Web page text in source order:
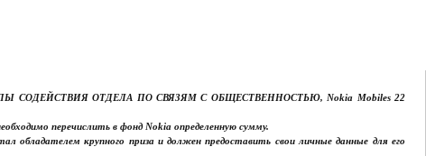
"ГРУППЫ СОДЕЙСТВИЯ ОТДЕЛА ПО СВЯЗЯМ С ОБЩЕСТВЕННОСТЬЮ, Nokia Mobiles 22
перечислить в фонд Nokia определенную сумму.
крупного приза и должен предоставить свои личные данные для его